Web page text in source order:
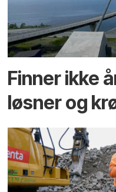
Finner ikke
løsner og